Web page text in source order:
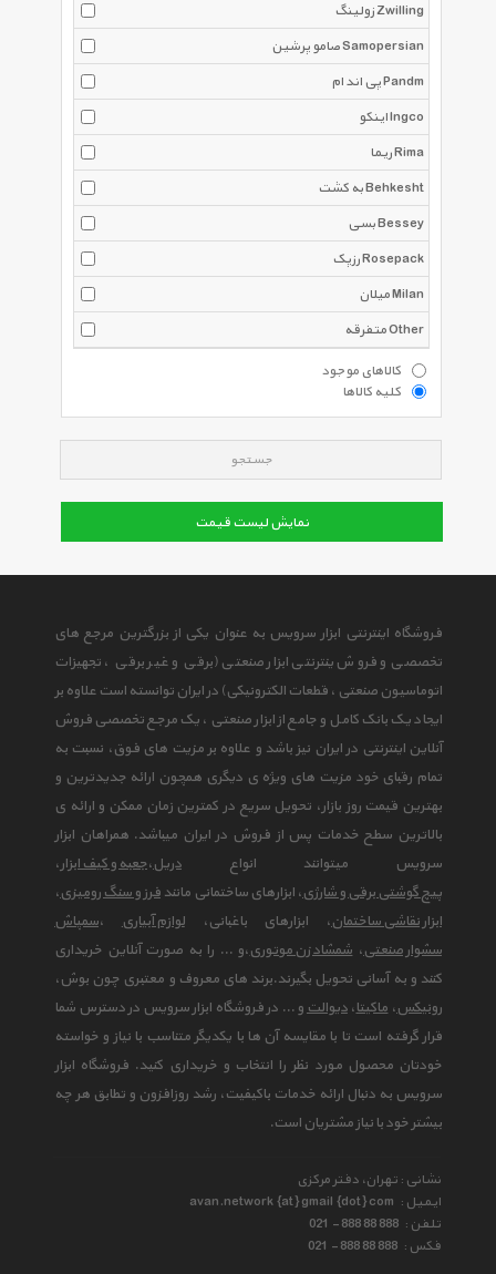
زولینگ Zwilling
صامو پرشین Samopersian
پی اند ام Pandm
اینکو Ingco
ریما Rima
به کشت Behkesht
بسی Bessey
رزپک Rosepack
میلان Milan
متفرقه Other
کالاهای موجود
کلیه کالاها
جستجو
نمایش لیست قیمت
فروشگاه اینترنتی ابزار سرویس به عنوان یکی از بزرگترین مرجع های
تخصصی و فروش ینترنتی ابزار صنعتی (برقی و غیر برقی ، تجهیزات
اتوماسیون صنعتی ، قطعات الکترونیکی) در ایران توانسته است علاوه بر
ایجاد یک بانک کامل و جامع از ابزار صنعتی ، یک مرجع تخصصی فروش
آنلاین اینترنتی در ایران نیز باشد و علاوه بر مزیت های فوق، نسبت به
تمام رقبای خود مزیت های ویژه ی دیگری همچون ارائه جدیدترین و
بهترین قیمت روز بازار، تحویل سریع در کمترین زمان ممکن و ارائه ی
بالاترین سطح خدمات پس از فروش در ایران میباشد. همراهان ابزار
سرویس میتوانند انواع دریل،جعبه و کیف ابزار،
پیچ گوشتی برقی و شارژی، ابزارهای ساختمانی مانند فرز و سنگ رومیزی،
ابزار نقاشی ساختمان، ابزارهای باغبانی،لوازم آبیاری ،سمپاش
سشوار صنعتی،شمشاد زن موتوری،و ... را به صورت آنلاین خریداری
کنند و به آسانی تحویل بگیرند.برند های معروف و معتبری چون بوش،
رونیکس،ماکیتا،دیوالتو ... در فروشگاه ابزار سرویس در دسترس شما
قرار گرفته است تا با مقایسه آن ها با یکدیگر متناسب با نیاز و خواسته
خودتان محصول مورد نظر را انتخاب و خریداری کنید. فروشگاه ابزار
سرویس به دنبال ارائه خدمات باکیفیت، رشد روزافزون و تطابق هر چه
بیشتر خود با نیاز مشتریان است.
نشانی : تهران، دفتر مرکزی
ایمیل : avan.network {at} gmail {dot} com
تلفن : 021 - 888 88 888
فکس : 021 - 888 88 888